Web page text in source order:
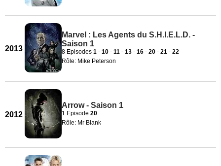
2013
Marvel : Les Agents du S.H.I.E.L.D. -
Saison 1
8 Episodes 1 - 10 - 11 - 13 - 16 - 20 - 21 - 22
Rôle: Mike Peterson
2012
Arrow - Saison 1
1 Episode 20
Rôle: Mr Blank